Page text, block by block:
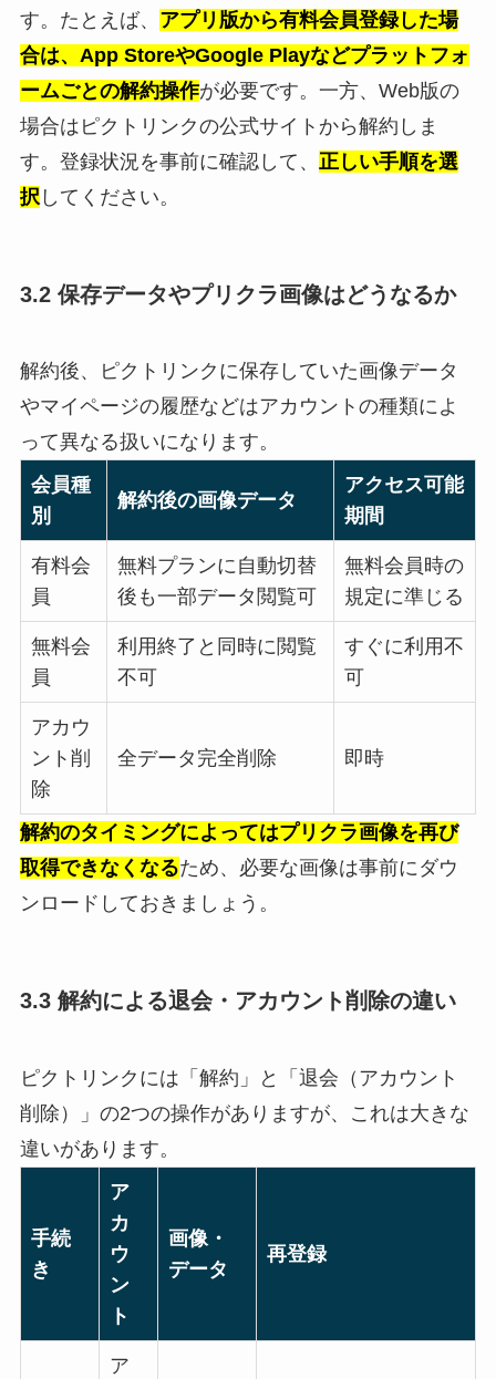
す。たとえば、 アプリ版から有料会員登録した場
合は、App StoreやGoogle Playなどプラットフォ
ームごとの解約操作が必要です。一方、Web版の
場合はピクトリンクの公式サイトから解約しま
す。登録状況を事前に確認して、 正しい手順を選
択 してください。
3.2 保存データやプリクラ画像はどうなるか
解約後、ピクトリンクに保存していた画像データ
やマイページの履歴などはアカウントの種類によ
って異なる扱いになります。
会員種
別
解約後の画像データ
アクセス可能
期間
有料会
員
無料プランに自動切替
後も一部データ閲覧可
無料会員時の
規定に準じる
無料会
員
利用終了と同時に閲覧
不可
すぐに利用不
可
アカウ
ント削
除
全データ完全削除 即時
解約のタイミングによってはプリクラ画像を再び
取得できなくなるため、必要な画像は事前にダウ
ンロードしておきましょう。
3.3 解約による退会・アカウント削除の違い
ピクトリンクには「解約」と「退会（アカウント
削除）」の2つの操作がありますが、これは大きな
違いがあります。
手続
き
ア
カ
ウ
ン
ト
画像・
データ
再登録
ア